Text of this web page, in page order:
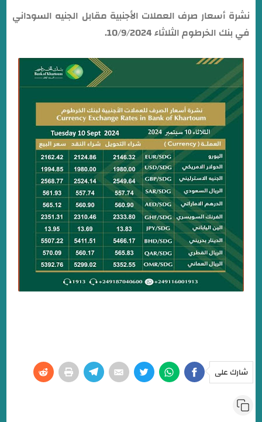
نشرة أسعار صرف العملات الأجنبية مقابل الجنيه السوداني
في بنك الخرطوم الثلاثاء 10/9/2024.
شارك على